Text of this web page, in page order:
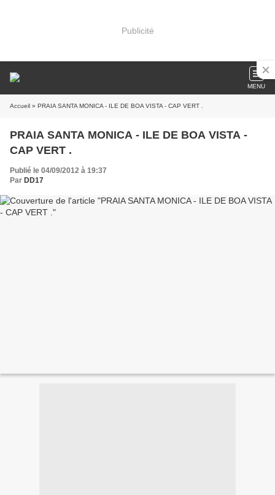
Publicité
MENU
Accueil » PRAIA SANTA MONICA - ILE DE BOA VISTA - CAP VERT .
PRAIA SANTA MONICA - ILE DE BOA VISTA -
CAP VERT .
Publié le 04/09/2012 à 19:37
Par DD17